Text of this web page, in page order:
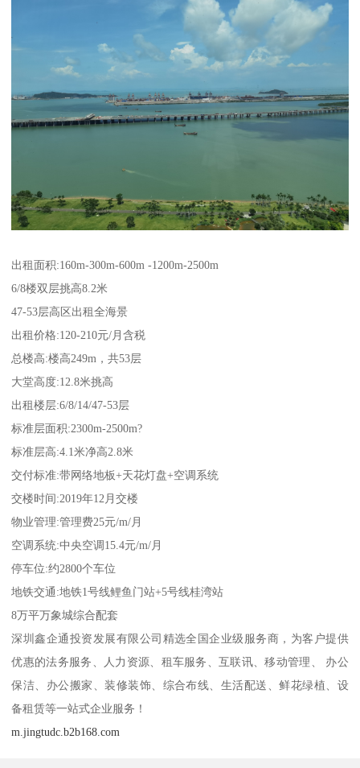
出租面积:160m-300m-600m -1200m-2500m
6/8楼双层挑高8.2米
47-53层高区出租全海景
出租价格:120-210元/月含税
总楼高:楼高249m，共53层
大堂高度:12.8米挑高
出租楼层:6/8/14/47-53层
标准层面积:2300m-2500m?
标准层高:4.1米净高2.8米
交付标准:带网络地板+天花灯盘+空调系统
交楼时间:2019年12月交楼
物业管理:管理费25元/m/月
空调系统:中央空调15.4元/m/月
停车位:约2800个车位
地铁交通:地铁1号线鲤鱼门站+5号线桂湾站
8万平万象城综合配套
深圳鑫企通投资发展有限公司精选全国企业级服务商，为客户提供
优惠的法务服务、人力资源、租车服务、互联讯、移动管理、 办公
保洁、办公搬家、装修装饰、综合布线、生活配送、鲜花绿植、设
备租赁等一站式企业服务！
m.jingtudc.b2b168.com